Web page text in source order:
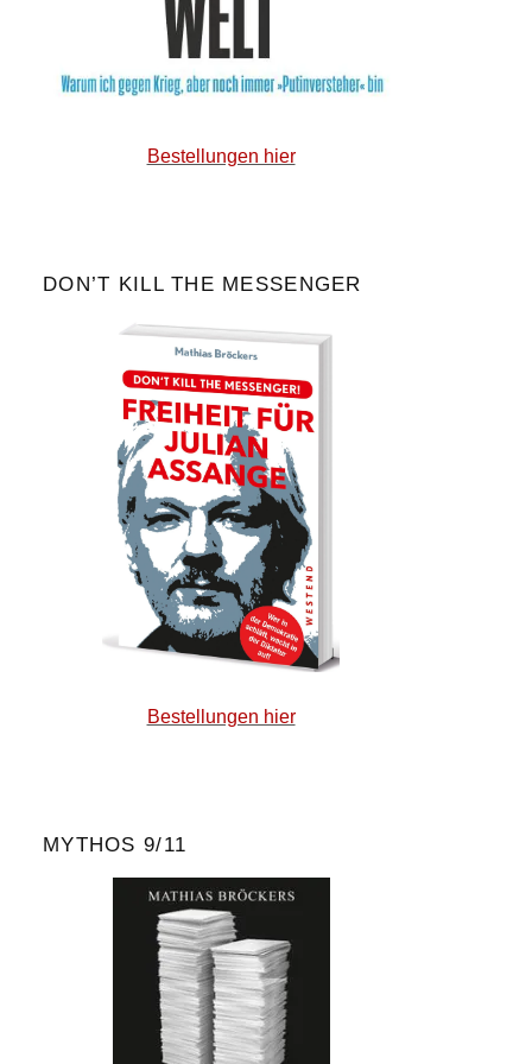
Bestellungen hier
DON’T KILL THE MESSENGER
Bestellungen hier
MYTHOS 9/11